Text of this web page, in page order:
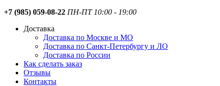
+7 (985) 059-08-22 ПН-ПТ 10:00 - 19:00
Доставка
Доставка по Москве и МО
Доставка по Санкт-Петербургу и ЛО
Доставка по России
Как сделать заказ
Отзывы
Контакты